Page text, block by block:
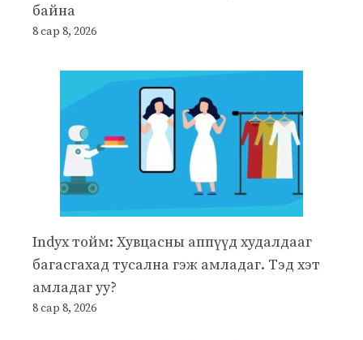
байна
8 сар 8, 2026
Indyx тойм: Хувцасны аппүүд худалдааг
багасгахад тусална гэж амладаг. Тэд хэт
амладаг уу?
8 сар 8, 2026